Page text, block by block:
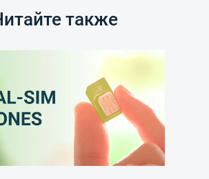
также